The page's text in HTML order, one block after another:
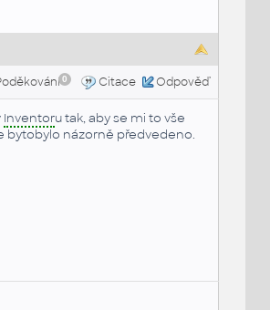
0 Citace Odpověď
Inventoru tak, aby se mi to vše
bytobylo názorně předvedeno.